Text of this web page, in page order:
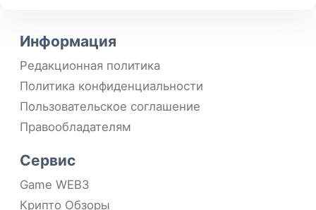
Информация
Редакционная политика
Политика конфиденциальности
Пользовательское соглашение
Правообладателям
Сервис
Game WEB3
Крипто Обзоры